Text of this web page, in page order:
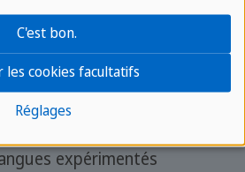
expérimentés
Réglages
les cookies facultatifs
C'est bon.